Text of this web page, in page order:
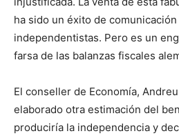
ha sido un éxito de
independentistas. Pero es un
farsa de las balanzas fiscales
El conseller de Economía,
elaborado otra estimación del
produciría la independencia y